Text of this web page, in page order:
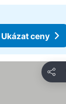
Ukázat ceny
Sdílet